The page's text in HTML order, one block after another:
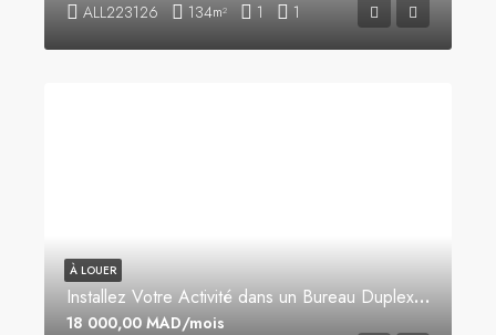
ALL223126 134m² 1 1
Installez Votre Activité dans un Bureau Duplex Moderne et Lumineux
18 000,00 MAD/mois
À LOUER